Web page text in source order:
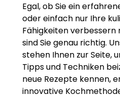
Egal, ob Sie ein
oder einfach nur Ihre
Fähigkeiten verbessern
sind Sie genau richtig.
stehen Ihnen zur Seite,
Tipps und Techniken
neue Rezepte kennen,
innovative